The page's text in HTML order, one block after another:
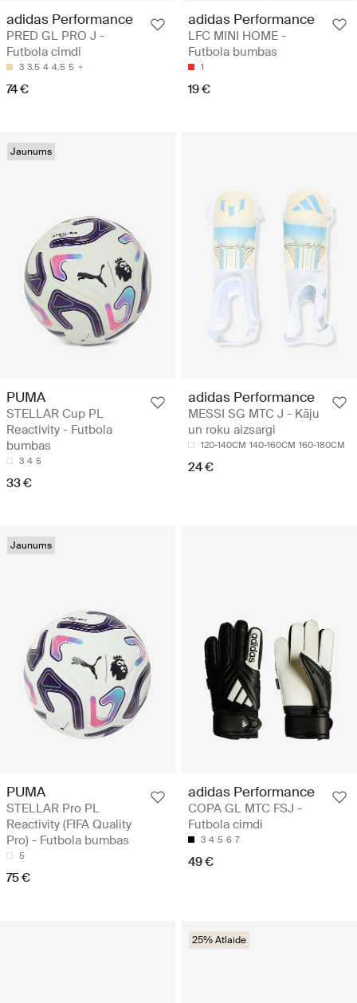
adidas Performance
PRED GL PRO J -
Futbola cimdi
3 3.5 4 4.5 5
74 €
adidas Performance
LFC MINI HOME -
Futbola bumbas
1
19 €
Jaunums
PUMA
STELLAR Cup PL
Reactivity - Futbola
bumbas
3 4 5
33 €
adidas Performance
MESSI SG MTC J - Kāju
un roku aizsargi
120-140CM 140-160CM 160-180CM
24 €
Jaunums
PUMA
STELLAR Pro PL
Reactivity (FIFA Quality
Pro) - Futbola bumbas
5
75 €
adidas Performance
COPA GL MTC FSJ -
Futbola cimdi
3 4 5 6 7
49 €
25% Atlaide